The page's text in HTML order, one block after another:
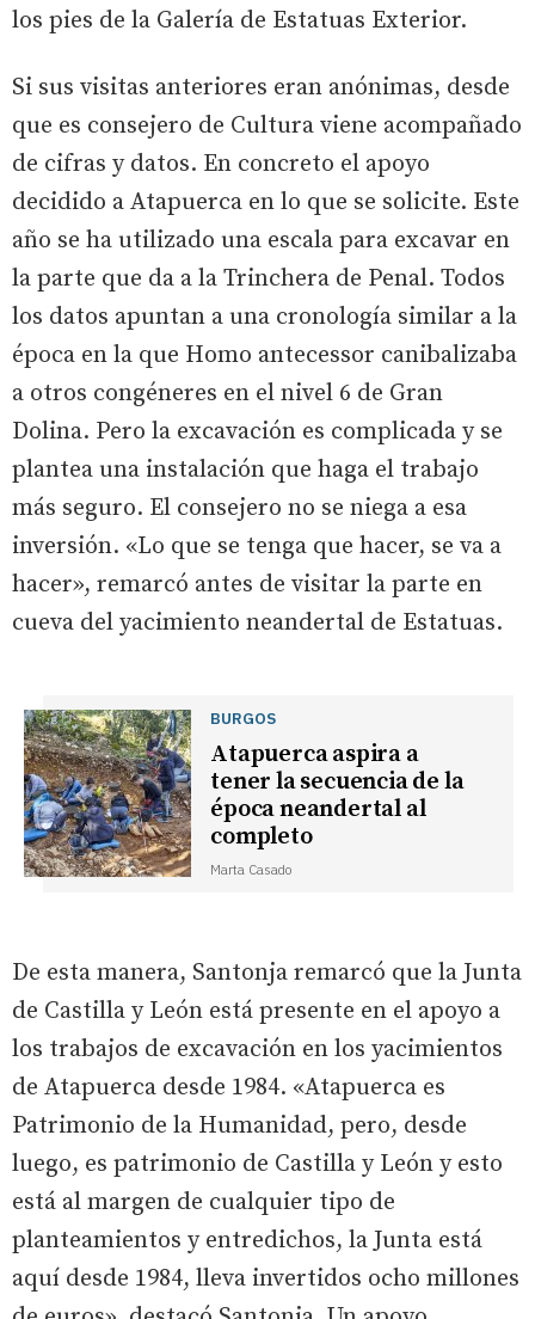
los pies de la Galería de Estatuas Exterior.
Si sus visitas anteriores eran anónimas, desde
que es consejero de Cultura viene acompañado
de cifras y datos. En concreto el apoyo
decidido a Atapuerca en lo que se solicite. Este
año se ha utilizado una escala para excavar en
la parte que da a la Trinchera de Penal. Todos
los datos apuntan a una cronología similar a la
época en la que Homo antecessor canibalizaba
a otros congéneres en el nivel 6 de Gran
Dolina. Pero la excavación es complicada y se
plantea una instalación que haga el trabajo
más seguro. El consejero no se niega a esa
inversión. «Lo que se tenga que hacer, se va a
hacer», remarcó antes de visitar la parte en
cueva del yacimiento neandertal de Estatuas.
BURGOS
Atapuerca aspira a
tener la secuencia de la
época neandertal al
completo
Marta Casado
De esta manera, Santonja remarcó que la Junta
de Castilla y León está presente en el apoyo a
los trabajos de excavación en los yacimientos
de Atapuerca desde 1984. «Atapuerca es
Patrimonio de la Humanidad, pero, desde
luego, es patrimonio de Castilla y León y esto
está al margen de cualquier tipo de
planteamientos y entredichos, la Junta está
aquí desde 1984, lleva invertidos ocho millones